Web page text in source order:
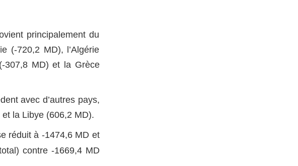
principalement du
(-720,2 MD), l’Algérie
MD) et la Grèce
avec d’autres pays,
la Libye (606,2 MD).
réduit à -1474,6 MD et
contre -1669,4 MD